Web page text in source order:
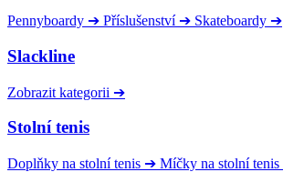
Pennyboardy ➔ Příslušenství ➔ Skateboardy ➔
Slackline
Zobrazit kategorii ➔
Stolní tenis
Doplňky na stolní tenis ➔ Míčky na stolní tenis